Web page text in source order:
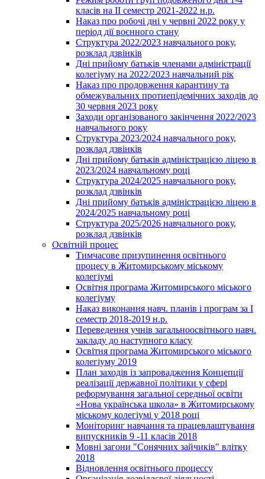
класів на ІІ семестр 2021-2022 н.р.
Наказ про робочі дні у червні 2022 року у
період дії воєнного стану
Структура 2022/2023 навчального року,
розклад дзвінків
Дні прийому батьків членами адміністрації
колегіуму на 2022/2023 навчальний рік
Наказ про продовження карантину та
обмежувальних протиепідемічних заходів до
30 червня 2023 року
Заходи організованого закінчення 2022/2023
навчального року
Структура 2023/2024 навчального року,
розклад дзвінків
Дні прийому батьків адміністрацією ліцею в
2023/2024 навчальному році
Структура 2024/2025 навчального року,
розклад дзвінків
Дні прийому батьків адміністрацією ліцею в
2024/2025 навчальному році
Структура 2025/2026 навчального року,
розклад дзвінків
Освітній процес
Тимчасове призупинення освітнього
процесу в Житомирському міському
колегіумі
Освітня програма Житомирського міського
колегіуму
Наказ виконання навч. планів і програм за І
семестр 2018-2019 н.р.
Переведення учнів загальноосвітнього навч.
закладу до наступного класу
Освітня програма Житомирського міського
колегіуму 2019
План заходів із запровадження Концепції
реалізації державної політики у сфері
реформування загальної середньої освіти
«Нова українська школа» в Житомирському
міському колегіумі у 2018 році
Моніторинг навчання та працевлаштування
випускників 9 -11 класів 2018
Мовні загони "Сонячних зайчиків" влітку
2018
Відновлення освітнього процессу